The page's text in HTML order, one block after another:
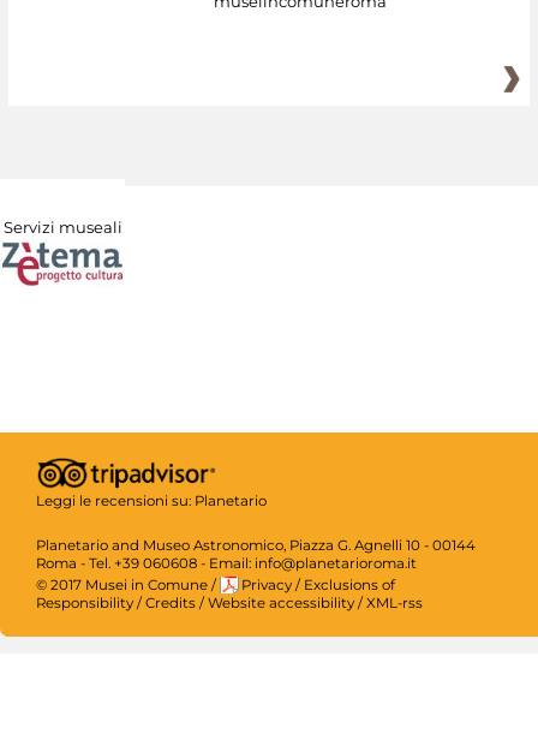
Servizi museali
Leggi le recensioni su: Planetario
Planetario and Museo Astronomico, Piazza G. Agnelli 10 - 00144
Roma - Tel. +39 060608 - Email: info@planetarioroma.it
© 2017 Musei in Comune / Privacy / Exclusions of
Responsibility /Credits /Website accessibility /XML-rss